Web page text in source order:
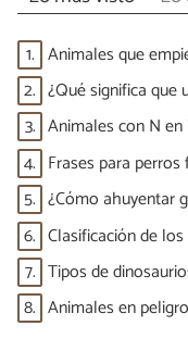
1. Animales que
2. ¿Qué significa que
3. Animales con N
4. Frases para
5. ¿Cómo ahuyentar
6. Clasificación de
7. Tipos de
8. Animales en